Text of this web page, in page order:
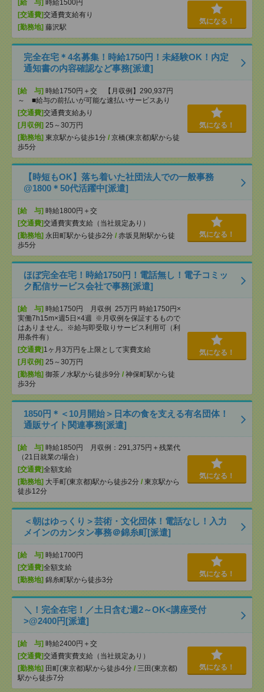
[給 与] 時給1500円
[交通費]交通費支給有り
[勤務地] 藤沢駅
気になる！
完全在宅＊4名募集！時給1750円！未経験OK！内定
通知書の内容確認など事務[派遣]
[給 与] 時給1750円＋交 【月収例】290,937円
～ ■給与の前払いが可能な速払いサービスあり
[交通費]交通費支給あり
[月収例] 25～30万円
[勤務地] 東京駅から徒歩1分 / 京橋(東京都)駅から徒
歩5分
気になる！
【時短もOK】落ち着いた社団法人での一般事務
@1800＊50代活躍中[派遣]
[給 与] 時給1800円＋交
[交通費]交通費実費支給（当社規定あり）
[勤務地] 永田町駅から徒歩2分 / 赤坂見附駅から徒
歩5分
気になる！
ほぼ完全在宅！時給1750円！電話無し！電子コミッ
ク配信サービス会社で事務[派遣]
[給 与] 時給1750円 月収例 25万円 時給1750円×
実働7h15m×週5日×4週 ※月収例を保証するもので
はありません。※給与即受取りサービス利用可（利
用条件有）
[交通費] 1ヶ月3万円を上限として実費支給
[月収例] 25～30万円
[勤務地] 御茶ノ水駅から徒歩9分 / 神保町駅から徒
歩3分
気になる！
1850円＊＜10月開始＞日本の食を支える有名団体！
通販サイト関連事務[派遣]
[給 与] 時給1850円 月収例：291,375円＋残業代
（21日就業の場合）
[交通費]全額支給
[勤務地] 大手町(東京都)駅から徒歩2分 / 東京駅から
徒歩12分
気になる！
＜朝はゆっくり＞芸術・文化団体！電話なし！入力
メインのカンタン事務＠錦糸町[派遣]
[給 与] 時給1700円
[交通費]全額支給
[勤務地] 錦糸町駅から徒歩3分
気になる！
＼！完全在宅！／土日含む週2～OK<講座受付
>@2400円[派遣]
[給 与] 時給2400円＋交
[交通費]交通費実費支給（当社規定あり）
[勤務地] 田町(東京都)駅から徒歩4分 / 三田(東京都)
駅から徒歩7分
気になる！